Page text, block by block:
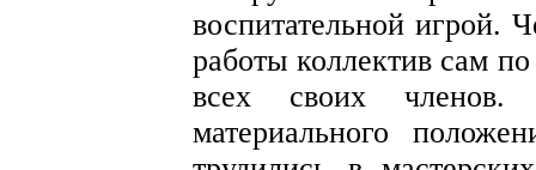
воспитательной игрой.
работы коллектив сам
всех своих членов.
материального